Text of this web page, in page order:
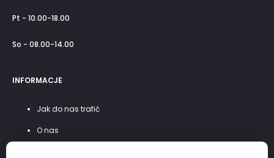
Pt - 10.00-18.00
So - 08.00-14.00
INFORMACJE
Jak do nas trafić
O nas